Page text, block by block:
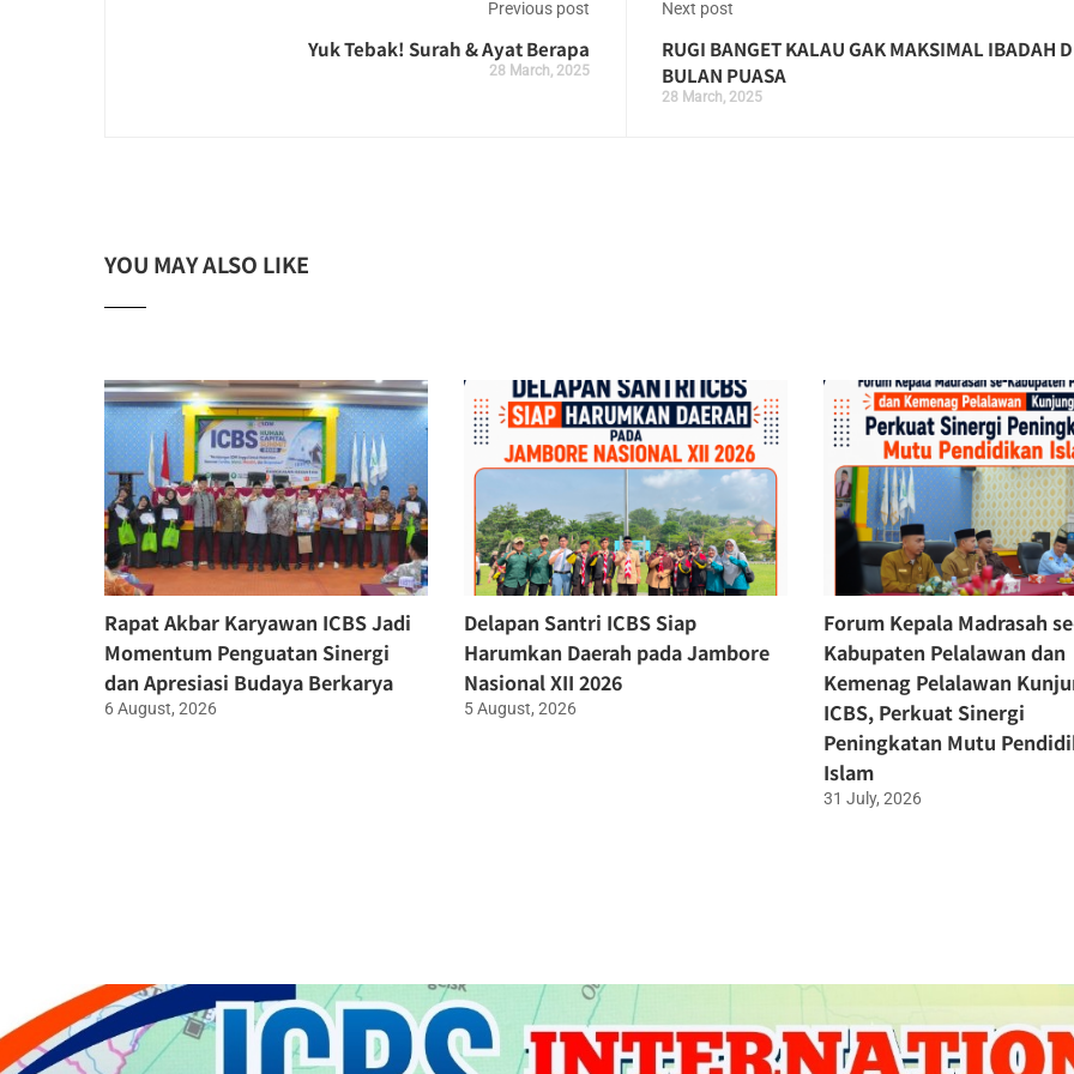
Previous post
Yuk Tebak! Surah & Ayat Berapa
28 March, 2025
Next post
RUGI BANGET KALAU GAK MAKSIMAL IBADAH
BULAN PUASA
28 March, 2025
YOU MAY ALSO LIKE
Rapat Akbar Karyawan ICBS Jadi
Momentum Penguatan Sinergi
dan Apresiasi Budaya Berkarya
6 August, 2026
Delapan Santri ICBS Siap
Harumkan Daerah pada Jambore
Nasional XII 2026
5 August, 2026
Forum Kepala Madrasah
Kabupaten Pelalawan dan
Kemenag Pelalawan
ICBS, Perkuat Sinergi
Peningkatan Mutu
Islam
31 July, 2026